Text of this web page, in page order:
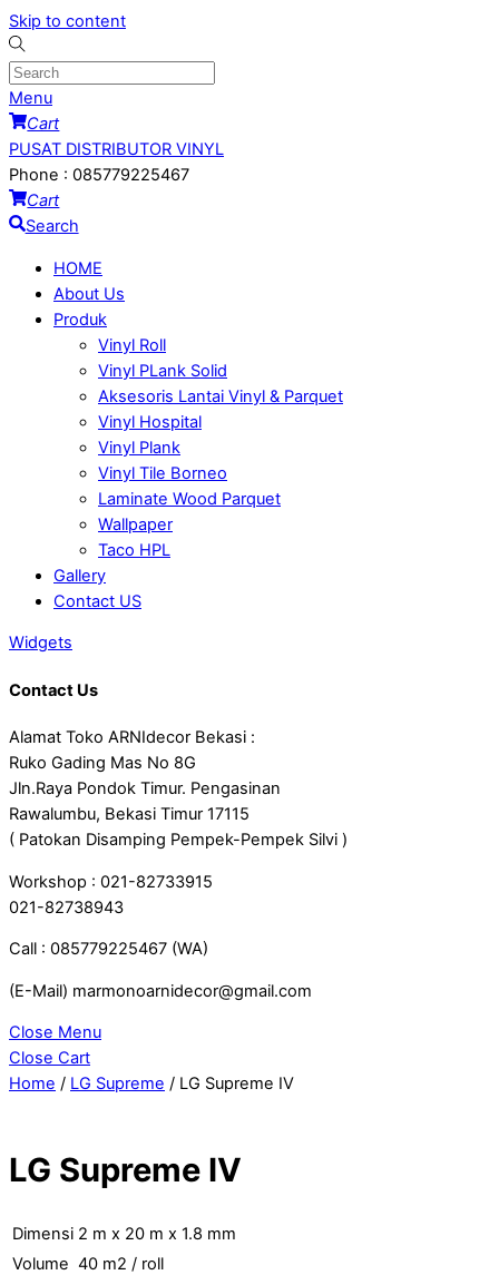
Skip to content
Menu
Cart
PUSAT DISTRIBUTOR VINYL
Phone : 085779225467
Cart
Search
HOME
About Us
Produk
Vinyl Roll
Vinyl PLank Solid
Aksesoris Lantai Vinyl & Parquet
Vinyl Hospital
Vinyl Plank
Vinyl Tile Borneo
Laminate Wood Parquet
Wallpaper
Taco HPL
Gallery
Contact US
Widgets
Contact Us
Alamat Toko ARNIdecor Bekasi :
Ruko Gading Mas No 8G
Jln.Raya Pondok Timur. Pengasinan
Rawalumbu, Bekasi Timur 17115
( Patokan Disamping Pempek-Pempek Silvi )
Workshop : 021-82733915
021-82738943
Call : 085779225467 (WA)
(E-Mail) marmonoarnidecor@gmail.com
Close Menu
Close Cart
Home / LG Supreme / LG Supreme IV
LG Supreme IV
Dimensi 2 m x 20 m x 1.8 mm
Volume 40 m2 / roll